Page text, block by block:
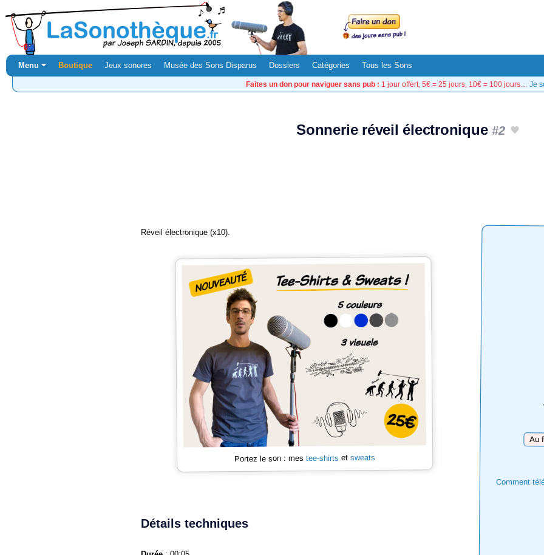
Menu ⏷ Boutique Jeux sonores Musée des Sons Disparus Dossiers Catégories Tous les Sons
Faites un don pour naviguer sans pub : 1 jour offert, 5€ = 25 jours, 10€ = 100 jours… Je
Sonnerie réveil électronique#2
Comment
Réveil électronique (x10).
Portez le son : mestee-shirts etsweats
Détails techniques